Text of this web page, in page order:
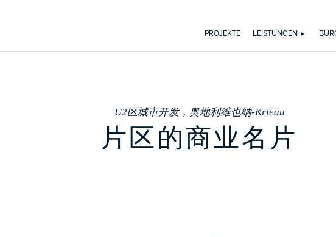
PROJEKTE LEISTUNGEN
U2区城市开发，奥地利维也纳-Krieau
片区的商业名片